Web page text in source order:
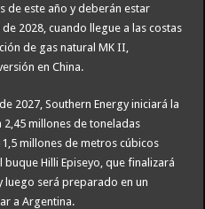
de este año y deberán estar
2028, cuando llegue a las costas
de gas natural MK II,
en China.
2027, Southern Energy iniciará la
2,45 millones de toneladas
millones de metros cúbicos
Hilli Episeyo, que finalizará
luego será preparado en un
a Argentina.